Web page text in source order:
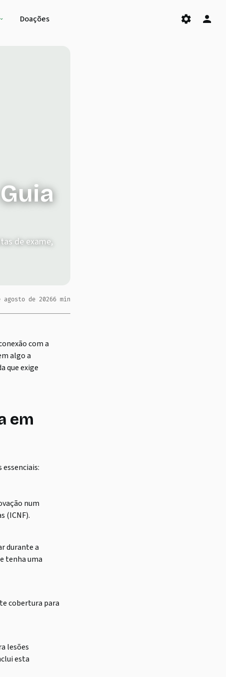
Doações
de exame,
agosto de 20266 min
com a
algo a
que exige
em
num
(ICNF).
durante a
tenha uma
cobertura para
lesões
esta